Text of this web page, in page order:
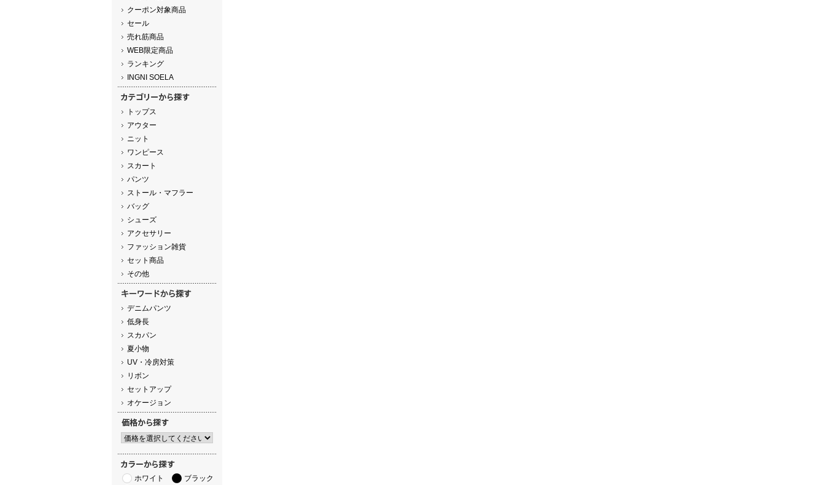
クーポン対象商品
セール
売れ筋商品
WEB限定商品
ランキング
INGNI SOELA
トップス
アウター
ニット
ワンピース
スカート
パンツ
ストール・マフラー
バッグ
シューズ
アクセサリー
ファッション雑貨
セット商品
その他
デニムパンツ
低身長
スカパン
夏小物
UV・冷房対策
リボン
セットアップ
オケージョン
ホワイト
ブラック